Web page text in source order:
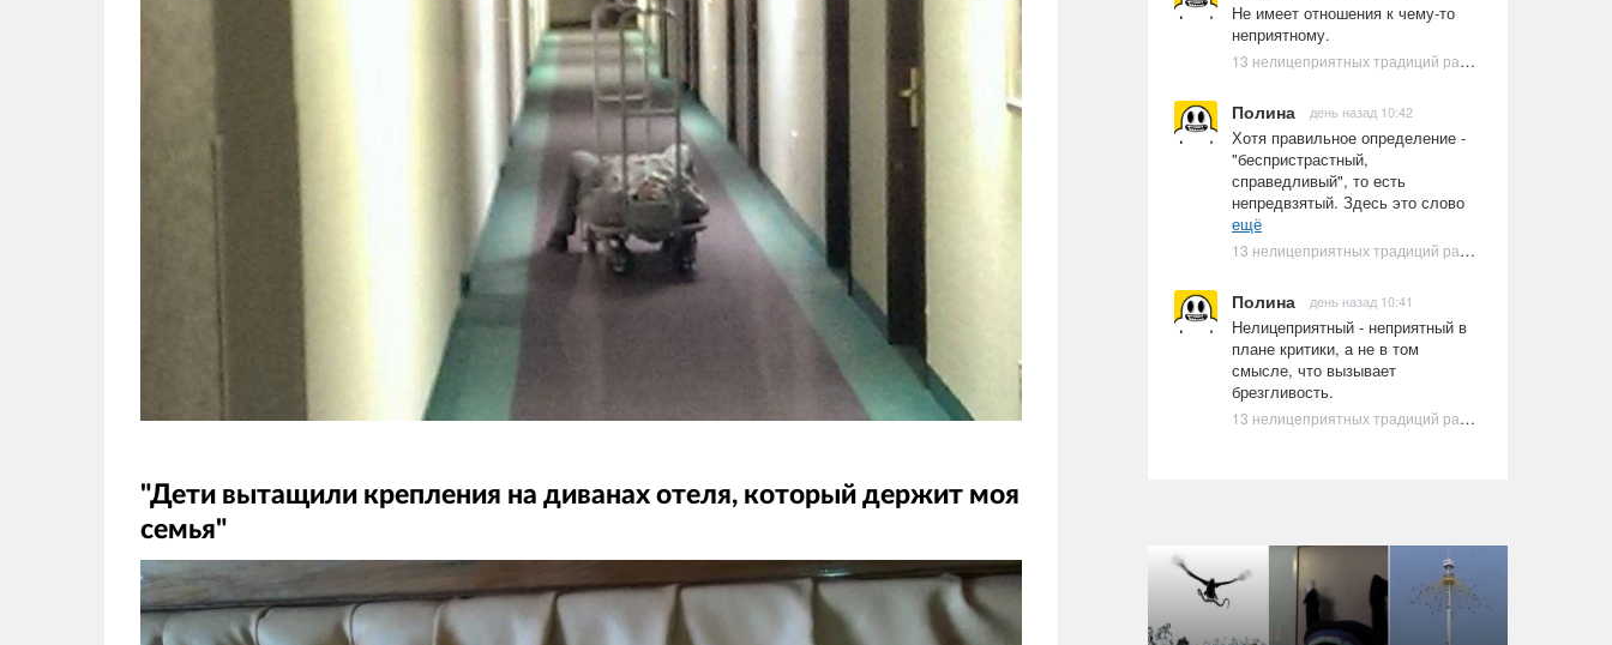
"Дети вытащили крепления на диванах отеля, который держит моя
семья"
Не имеет отношения к чему-то
неприятному.
13 нелицеприятных традиций разных стран, которые могут шокировать неподготовленного человека
Полина день назад 10:42
Хотя правильное определение -
"беспристрастный,
справедливый", то есть
непредвзятый. Здесь это слово
ещё
13 нелицеприятных традиций разных стран, которые могут шокировать неподготовленного человека
Полина день назад 10:41
Нелицеприятный - неприятный в
плане критики, а не в том
смысле, что вызывает
брезгливость.
13 нелицеприятных традиций разных стран, которые могут шокировать неподготовленного человека